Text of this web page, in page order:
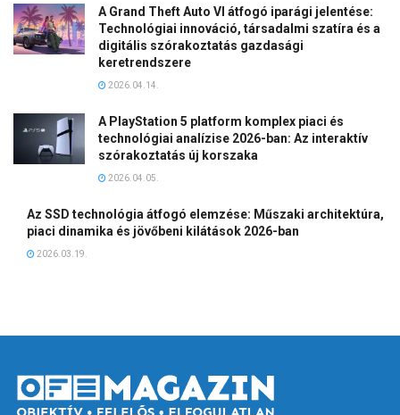
A Grand Theft Auto VI átfogó iparági jelentése:
Technológiai innováció, társadalmi szatíra és a
digitális szórakoztatás gazdasági
keretrendszere
2026.04.14.
A PlayStation 5 platform komplex piaci és
technológiai analízise 2026-ban: Az interaktív
szórakoztatás új korszaka
2026.04.05.
Az SSD technológia átfogó elemzése: Műszaki architektúra,
piaci dinamika és jövőbeni kilátások 2026-ban
2026.03.19.